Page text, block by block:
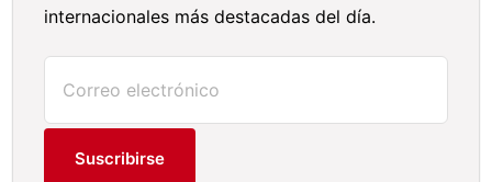
internacionales más destacadas del día.
Suscribirse